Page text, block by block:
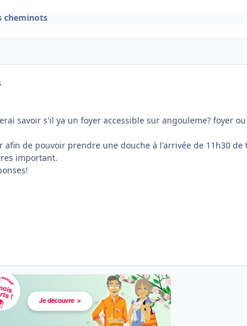
cheminots
savoir s'il ya un foyer accessible sur angouleme? foyer ou
afin de pouvoir prendre une douche à l'arrivée de 11h30 de
important.